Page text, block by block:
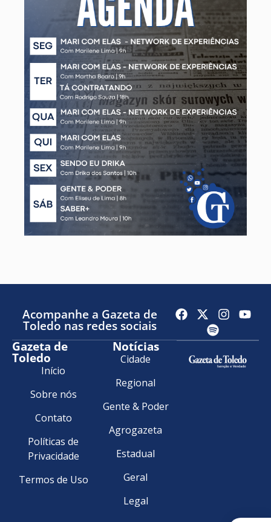
Acompanhe a Gazeta de
Toledo nas redes sociais
Gazeta de
Toledo
Início
Sobre nós
Contato
Políticas de
Privacidade
Termos de Uso
Notícias
Cidade
Regional
Gente & Poder
Agrogazeta
Estadual
Geral
Legal